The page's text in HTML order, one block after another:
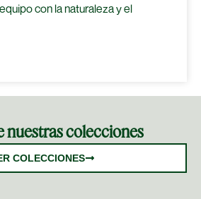
con la naturaleza y el
nuestras colecciones
COLECCIONES